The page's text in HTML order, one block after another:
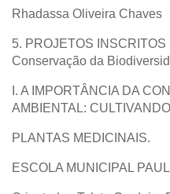
Rhadassa Oliveira Chaves
5. PROJETOS
Conservação da
I. A IMPORTÂNCIA DA
AMBIENTAL: CULTIVANDO
PLANTAS MEDICINAIS.
ESCOLA MUNICIPAL